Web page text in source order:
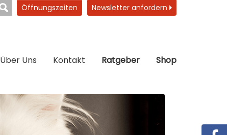
Öffnungszeiten Newsletter anfordern
Über Uns Kontakt Ratgeber Shop